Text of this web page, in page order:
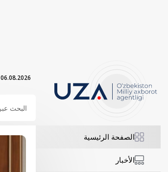
06.08.2026
الصفحة الرئيسية
الأخبار